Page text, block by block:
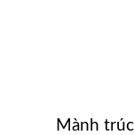
Mành